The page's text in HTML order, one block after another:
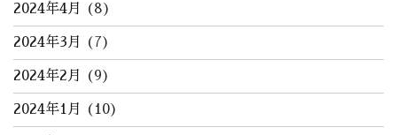
2024年4月 (8)
2024年3月 (7)
2024年2月 (9)
2024年1月 (10)